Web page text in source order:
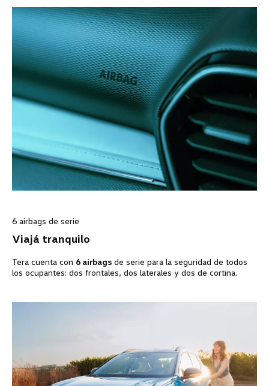
6 airbags de serie
Viajá tranquilo
Tera cuenta con 6 airbags de serie para la seguridad de todos
los ocupantes: dos frontales, dos laterales y dos de cortina.